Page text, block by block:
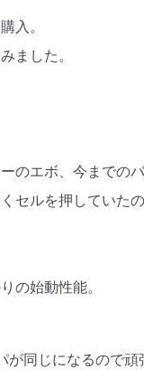
入。
ました。
のエボ、今までの
セルを押していた
の始動性能。
同じになるので頑